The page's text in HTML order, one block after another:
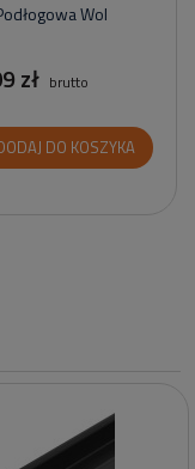
Wol
zł brutto
DO KOSZYKA